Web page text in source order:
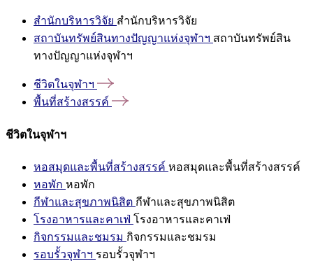
สำนักบริหารวิจัย สำนักบริหารวิจัย
สถาบันทรัพย์สินทางปัญญาแห่งจุฬาฯ สถาบันทรัพย์สิน
ทางปัญญาแห่งจุฬาฯ
ชีวิตในจุฬาฯ
พื้นที่สร้างสรรค์
ชีวิตในจุฬาฯ
หอสมุดและพื้นที่สร้างสรรค์ หอสมุดและพื้นที่สร้างสรรค์
หอพัก หอพัก
กีฬาและสุขภาพนิสิต กีฬาและสุขภาพนิสิต
โรงอาหารและคาเฟ่ โรงอาหารและคาเฟ่
กิจกรรมและชมรม กิจกรรมและชมรม
รอบรั้วจุฬาฯ รอบรั้วจุฬาฯ